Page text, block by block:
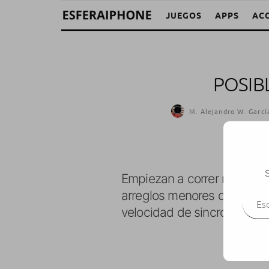
JUEGOS APPS
M. Alejandro W.
Empiezan a correr
arreglos menores de
velocidad de